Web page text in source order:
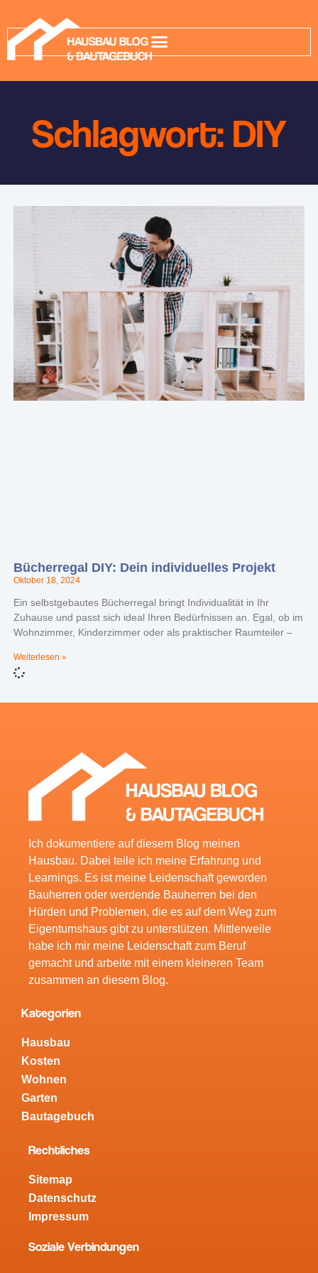
Schlagwort: DIY
Bücherregal DIY: Dein individuelles Projekt
Oktober 18, 2024
Ein selbstgebautes Bücherregal bringt Individualität in Ihr
Zuhause und passt sich ideal Ihren Bedürfnissen an. Egal, ob im
Wohnzimmer, Kinderzimmer oder als praktischer Raumteiler –
Weiterlesen »
Ich dokumentiere auf diesem Blog meinen
Hausbau. Dabei teile ich meine Erfahrung und
Learnings. Es ist meine Leidenschaft geworden
Bauherren oder werdende Bauherren bei den
Hürden und Problemen, die es auf dem Weg zum
Eigentumshaus gibt zu unterstützen. Mittlerweile
habe ich mir meine Leidenschaft zum Beruf
gemacht und arbeite mit einem kleineren Team
zusammen an diesem Blog.
Kategorien
Hausbau
Kosten
Wohnen
Garten
Bautagebuch
Rechtliches
Sitemap
Datenschutz
Impressum
Soziale Verbindungen